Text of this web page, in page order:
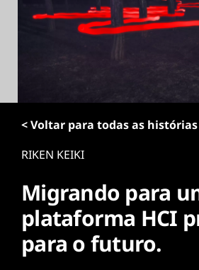
c
< Voltar para todas as
RIKEN KEIKI
Migrando para
plataforma HCI
para o futuro.